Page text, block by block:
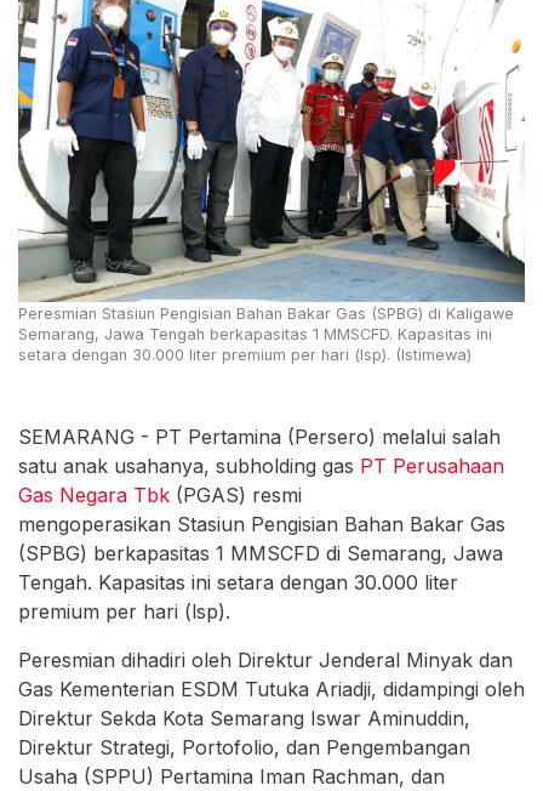
Peresmian Stasiun Pengisian Bahan Bakar Gas (SPBG) di Kaligawe
Semarang, Jawa Tengah berkapasitas 1 MMSCFD. Kapasitas ini
setara dengan 30.000 liter premium per hari (lsp). (Istimewa)
SEMARANG - PT Pertamina (Persero) melalui salah
satu anak usahanya, subholding gas PT Perusahaan
Gas Negara Tbk (PGAS) resmi
mengoperasikan Stasiun Pengisian Bahan Bakar Gas
(SPBG) berkapasitas 1 MMSCFD di Semarang, Jawa
Tengah. Kapasitas ini setara dengan 30.000 liter
premium per hari (lsp).
Peresmian dihadiri oleh Direktur Jenderal Minyak dan
Gas Kementerian ESDM Tutuka Ariadji, didampingi oleh
Direktur Sekda Kota Semarang Iswar Aminuddin,
Direktur Strategi, Portofolio, dan Pengembangan
Usaha (SPPU) Pertamina Iman Rachman, dan